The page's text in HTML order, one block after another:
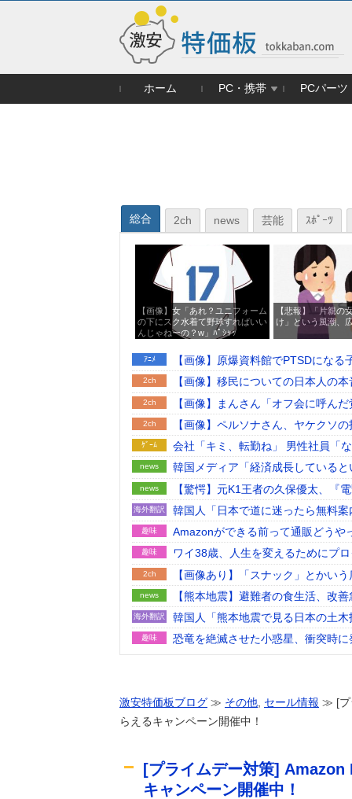
ホーム PC・携帯 PCパーツ
総合 2ch news 芸能 ｽﾎﾟｰﾂ
【画像】女「あれ？ユニフォーム
の下にスク水着て野球すればいい
んじゃねーの？w」ﾊﾟｼｬｯ
【悲報】「片親の
け」という風潮、
ｱﾆﾒ 【画像】原爆資料館でPTSDにな
2ch 【画像】移民についての日本人の
2ch 【画像】まんさん「オフ会に呼ん
2ch 【画像】ペルソナさん、ヤケクソ
ｹﾞｰﾑ 会社「キミ、転勤ね」 男性社員「
news
韓国メディア「経済成長している
った」……韓国の内需不況は根強い
news 【驚愕】元K1王者の久保優太、『
海外翻訳 韓国人「日本で道に迷ったら無料案
趣味 Amazonができる前って通販どうや
趣味 ワイ38歳、人生を変えるためにプ
2ch 【画像あり】「スナック」とかい
news 【熊本地震】避難者の食生活、改
海外翻訳
韓国人「熊本地震で見る日本の土
うのを見ると日本人は何か適当に
趣味 恐竜を絶滅させた小惑星、衝突時
2ch 【九州名物】鶏刺し食べた医師、
news
「近年稀に見るどころの話じゃな
news パさん「石破さんは世界でも珍し
2ch 退職前のわい 無敵状態ｗｗｗｗ
激安特価板ブログ ≫ その他, セール情報 ≫ [プ
らえるキャンペーン開催中！
[プライムデー対策]
キャンペーン開催中！